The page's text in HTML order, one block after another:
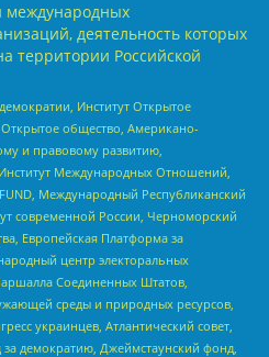
международных
деятельность которых
территории Российской
Институт Открытое
общество, Американо-
и правовому развитию,
Международных Отношений,
FUND, Международный Республиканский
современной России, Черноморский
Европейская Платформа за
центр электоральных
Соединенных Штатов,
среды и природных ресурсов,
украинцев, Атлантический совет,
демократию, Джеймстаунский фонд,